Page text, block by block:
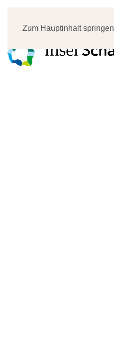
Zum Hauptinhalt springen